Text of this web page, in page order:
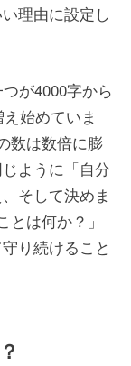
理由に設定し
が4000字から
始めていま
数は数倍に膨
ように「自分
そして決めま
は何か？」
り続けること